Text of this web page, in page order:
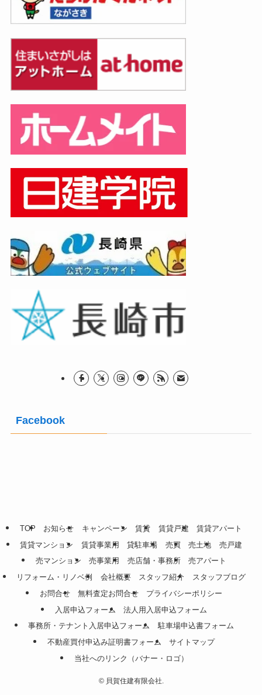
Facebook
TOP お知らせ キャンペーン 賃貸 賃貸戸建
賃貸アパート
賃貸マンション
賃貸事業用 貸駐車場 売買 売土地
売戸建
売マンション
売事業用 売店舗・事務所
売アパート
リフォーム・リノベ例
会社概要 スタッフ紹介
スタッフブログ
お問合せ
無料査定お問合せ
プライバシーポリシー
入居申込フォーム
法人用入居申込フォーム
事務所・テナント入居申込フォーム
駐車場申込書フォーム
不動産買付申込み証明書フォーム
サイトマップ
当社へのリンク（バナー・ロゴ）
©貝賀住建有限会社.